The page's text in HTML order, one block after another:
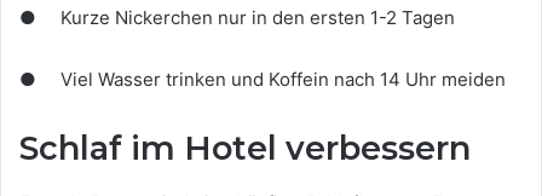
● Kurze Nickerchen nur in den ersten 1-2 Tagen
● Viel Wasser trinken und Koffein nach 14 Uhr meiden
Schlaf im Hotel verbessern